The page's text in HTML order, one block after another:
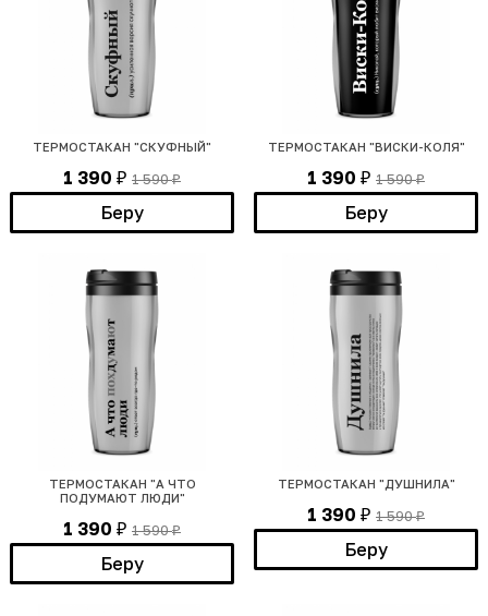
ТЕРМОСТАКАН "СКУФНЫЙ"
1 390 ₽ 1 590₽
Беру
ТЕРМОСТАКАН "ВИСКИ-КОЛЯ"
1 390 ₽ 1 590₽
Беру
ТЕРМОСТАКАН "А ЧТО
ПОДУМАЮТ ЛЮДИ"
1 390 ₽ 1 590₽
Беру
ТЕРМОСТАКАН "ДУШНИЛА"
1 390 ₽ 1 590₽
Беру